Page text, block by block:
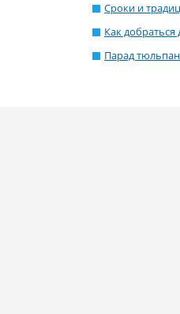
Сроки и
Как добраться
Парад